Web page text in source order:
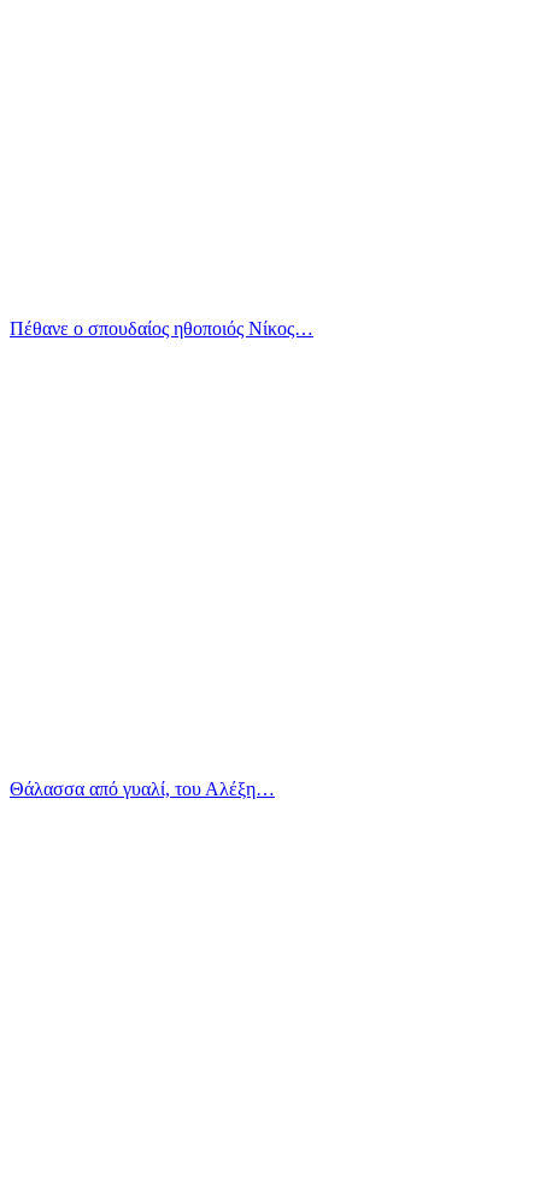
Πέθανε ο σπουδαίος ηθοποιός Νίκος…
Θάλασσα από γυαλί, του Αλέξη…